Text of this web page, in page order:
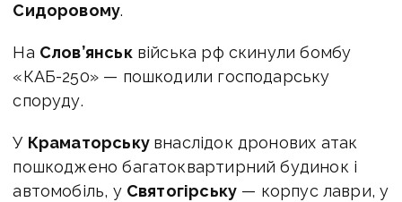
Сидоровому.
На Слов’янськвійська рф скинули бомбу
«КАБ-250» — пошкодили господарську
споруду.
У Краматорську внаслідок дронових атак
пошкоджено багатоквартирний будинок і
автомобіль, у Святогірську — корпус лаври, у